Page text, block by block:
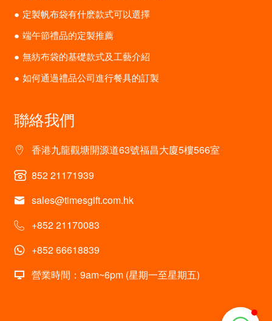
定製帆布袋有什麽款式可以選擇
端午節禮品的定製推薦
無紡布袋的基礎款式及工藝介紹
如何通過禮品公司進行餐具的訂製
聯絡我們
香港九龍觀塘開源道63號福昌大廈5樓566室
852 21171939
sales@timesgift.com.hk
+852 21170083
+852 66618839
營業時間：9am~6pm (星期一至星期五)